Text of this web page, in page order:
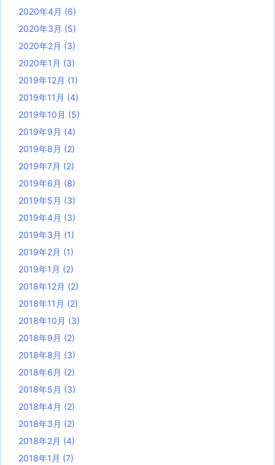
2020年4月 (6)
2020年3月 (5)
2020年2月 (3)
2020年1月 (3)
2019年12月 (1)
2019年11月 (4)
2019年10月 (5)
2019年9月 (4)
2019年8月 (2)
2019年7月 (2)
2019年6月 (8)
2019年5月 (3)
2019年4月 (3)
2019年3月 (1)
2019年2月 (1)
2019年1月 (2)
2018年12月 (2)
2018年11月 (2)
2018年10月 (3)
2018年9月 (2)
2018年8月 (3)
2018年6月 (2)
2018年5月 (3)
2018年4月 (2)
2018年3月 (2)
2018年2月 (4)
2018年1月 (7)